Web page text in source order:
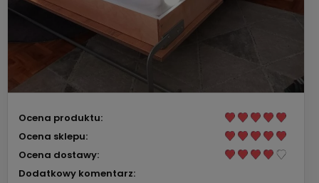
Ocena produktu:
Ocena sklepu:
Ocena dostawy:
Dodatkowy komentarz: